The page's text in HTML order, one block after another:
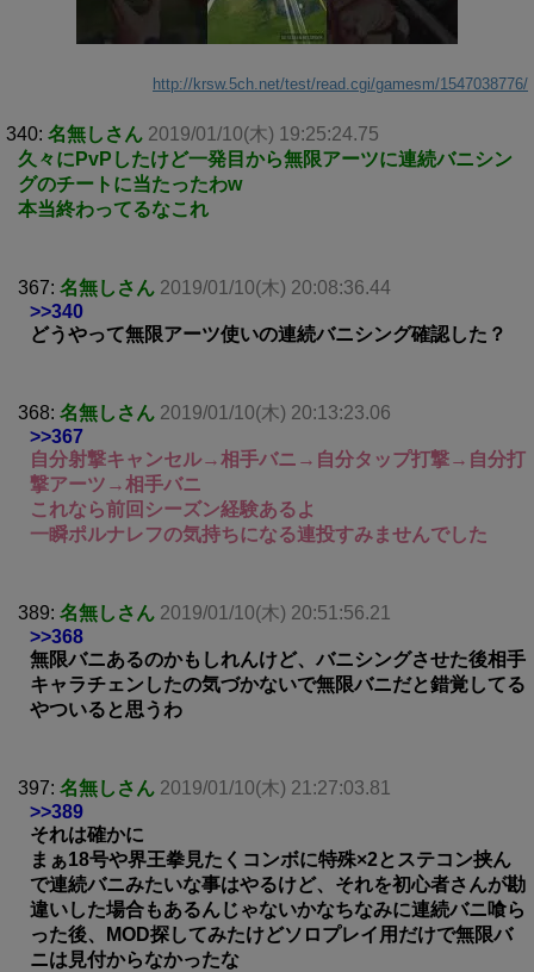
http://krsw.5ch.net/test/read.cgi/gamesm/1547038776/
340: 名無しさん 2019/01/10(木) 19:25:24.75
久々にPvPしたけど一発目から無限アーツに連続バニシン
グのチートに当たったわw
本当終わってるなこれ
367: 名無しさん 2019/01/10(木) 20:08:36.44
>>340
どうやって無限アーツ使いの連続バニシング確認した？
368: 名無しさん 2019/01/10(木) 20:13:23.06
>>367
自分射撃キャンセル→相手バニ→自分タップ打撃→自分打
撃アーツ→相手バニ
これなら前回シーズン経験あるよ
一瞬ポルナレフの気持ちになる連投すみませんでした
389: 名無しさん 2019/01/10(木) 20:51:56.21
>>368
無限バニあるのかもしれんけど、バニシングさせた後相手
キャラチェンしたの気づかないで無限バニだと錯覚してる
やついると思うわ
397: 名無しさん 2019/01/10(木) 21:27:03.81
>>389
それは確かに
まぁ18号や界王拳見たくコンボに特殊×2とステコン挟ん
で連続バニみたいな事はやるけど、それを初心者さんが勘
違いした場合もあるんじゃないかなちなみに連続バニ喰ら
った後、MOD探してみたけどソロプレイ用だけで無限バ
ニは見付からなかったな